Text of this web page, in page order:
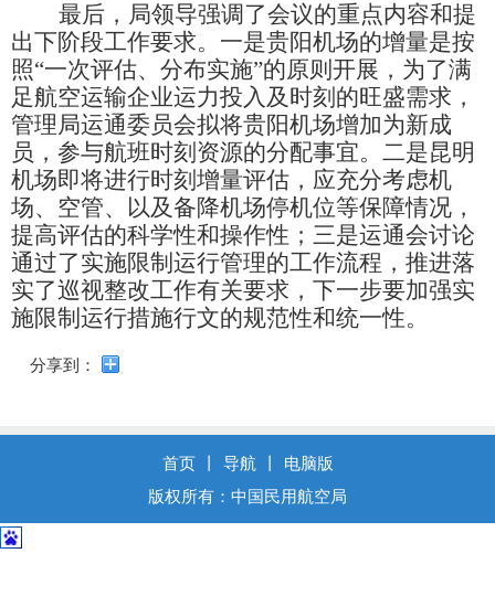
最后，局领导强调了会议的重点内容和提
出下阶段工作要求。一是贵阳机场的增量是按
照“一次评估、分布实施”的原则开展，为了满
足航空运输企业运力投入及时刻的旺盛需求，
管理局运通委员会拟将贵阳机场增加为新成
员，参与航班时刻资源的分配事宜。二是昆明
机场即将进行时刻增量评估，应充分考虑机
场、空管、以及备降机场停机位等保障情况，
提高评估的科学性和操作性；三是运通会讨论
通过了实施限制运行管理的工作流程，推进落
实了巡视整改工作有关要求，下一步要加强实
施限制运行措施行文的规范性和统一性。
分享到：
首页 丨 导航 丨
电脑版
版权所有：中国民用航空局
键
打
开
导
盲
模
式